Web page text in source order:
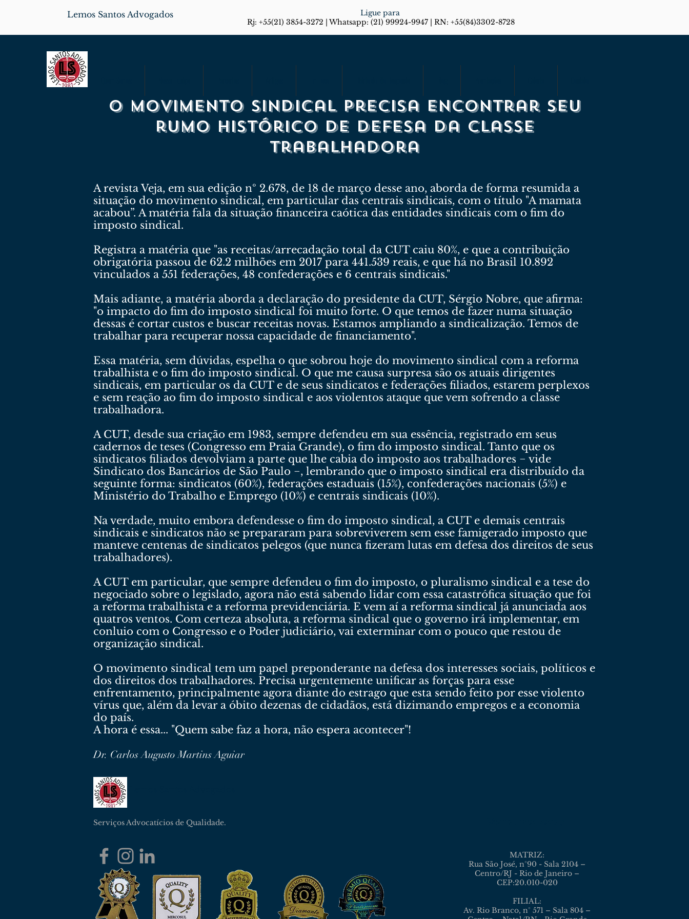
Ligue para
Rj: +55(21) 3854-3272 | Whatsapp: (21) 99924-9947 | RN: +55(84)3302-8728
Lemos Santos Advogados
O movimento sindical precisa encontrar seu
rumo histórico de defesa da classe
trabalhadora
A revista Veja, em sua edição nº 2.678, de 18 de março desse ano, aborda de forma resumida a
situação do movimento sindical, em particular das centrais sindicais, com o título "A mamata
acabou”. A matéria fala da situação financeira caótica das entidades sindicais com o fim do
imposto sindical.
Registra a matéria que "as receitas/arrecadação total da CUT caiu 80%, e que a contribuição
obrigatória passou de 62.2 milhões em 2017 para 441.539 reais, e que há no Brasil 10.892
vinculados a 551 federações, 48 confederações e 6 centrais sindicais."
Mais adiante, a matéria aborda a declaração do presidente da CUT, Sérgio Nobre, que afirma:
"o impacto do fim do imposto sindical foi muito forte. O que temos de fazer numa situação
dessas é cortar custos e buscar receitas novas. Estamos ampliando a sindicalização. Temos de
trabalhar para recuperar nossa capacidade de financiamento".
Essa matéria, sem dúvidas, espelha o que sobrou hoje do movimento sindical com a reforma
trabalhista e o fim do imposto sindical. O que me causa surpresa são os atuais dirigentes
sindicais, em particular os da CUT e de seus sindicatos e federações filiados, estarem perplexos
e sem reação ao fim do imposto sindical e aos violentos ataque que vem sofrendo a classe
trabalhadora.
A CUT, desde sua criação em 1983, sempre defendeu em sua essência, registrado em seus
cadernos de teses (Congresso em Praia Grande), o fim do imposto sindical. Tanto que os
sindicatos filiados devolviam a parte que lhe cabia do imposto aos trabalhadores − vide
Sindicato dos Bancários de São Paulo −, lembrando que o imposto sindical era distribuído da
seguinte forma: sindicatos (60%), federações estaduais (15%), confederações nacionais (5%) e
Ministério do Trabalho e Emprego (10%) e centrais sindicais (10%).
Na verdade, muito embora defendesse o fim do imposto sindical, a CUT e demais centrais
sindicais e sindicatos não se prepararam para sobreviverem sem esse famigerado imposto que
manteve centenas de sindicatos pelegos (que nunca fizeram lutas em defesa dos direitos de seus
trabalhadores).
A CUT em particular, que sempre defendeu o fim do imposto, o pluralismo sindical e a tese do
negociado sobre o legislado, agora não está sabendo lidar com essa catastrófica situação que foi
a reforma trabalhista e a reforma previdenciária. E vem aí a reforma sindical já anunciada aos
quatros ventos. Com certeza absoluta, a reforma sindical que o governo irá implementar, em
conluio com o Congresso e o Poder judiciário, vai exterminar com o pouco que restou de
organização sindical.
O movimento sindical tem um papel preponderante na defesa dos interesses sociais, políticos e
dos direitos dos trabalhadores. Precisa urgentemente unificar as forças para esse
enfrentamento, principalmente agora diante do estrago que esta sendo feito por esse violento
vírus que, além da levar a óbito dezenas de cidadãos, está dizimando empregos e a economia
do país.
A hora é essa... "Quem sabe faz a hora, não espera acontecer"!
Dr. Carlos Augusto Martins Aguiar
Serviços Advocatícios de Qualidade.
MATRIZ:
Rua São José, n°90 - Sala 2104 –
Centro/RJ - Rio de Janeiro –
CEP:20.010-020
FILIAL:
Av. Rio Branco, n° 571 – Sala 804 –